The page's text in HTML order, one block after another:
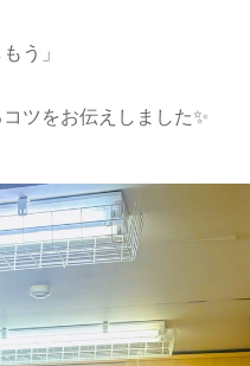
う」
ツをお伝えしました✨